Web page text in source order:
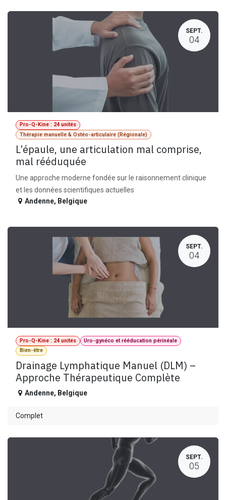
SEPT.
04
Pro-Q-Kine : 24 unités
Thérapie manuelle & Ostéo-articulaire (Régionale)
L’épaule, une articulation mal comprise,
mal rééduquée
Une approche moderne fondée sur le raisonnement clinique
et les données scientifiques actuelles
Andenne, Belgique
SEPT.
04
Pro-Q-Kine : 24 unités
Uro-gynéco et rééducation périnéale
Bien-être
Drainage Lymphatique Manuel (DLM) –
Approche Thérapeutique Complète
Andenne, Belgique
Complet
SEPT.
05